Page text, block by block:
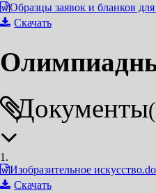
Образцы заявок и бланков
Скачать
Документы
1.
Изобразительное
Скачать